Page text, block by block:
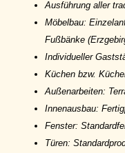
Ausführung aller
Möbelbau:
Fußbänke
Individueller
Küchen bzw.
Außenarbeiten:
Innenausbau:
Fenster:
Türen: